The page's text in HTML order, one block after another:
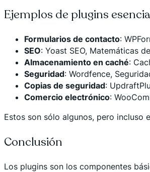
Ejemplos de plugins
Formularios de contacto:
SEO: Yoast SEO, Matemáticas
Almacenamiento en caché:
Seguridad: Wordfence,
Copias de seguridad:
Comercio electrónico:
Estos son sólo algunos, pero incluso
Conclusión
Los plugins son los componentes